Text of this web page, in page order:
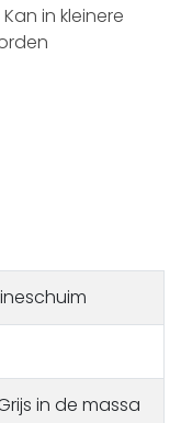
in kleinere
in de massa